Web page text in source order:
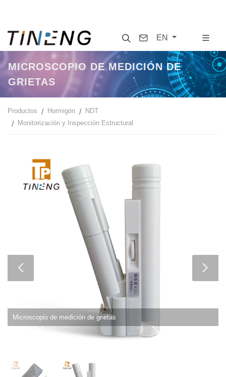
SearchContact
EN
MICROSCOPIO DE MEDICIÓN DE
GRIETAS
Productos Hormigón
NDT
Monitorización y Inspección Estructural
Microscopio de medición de grietas